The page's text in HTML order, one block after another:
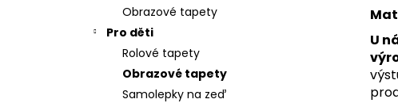
Obrazové tapety
Pro děti
Rolové tapety
Obrazové tapety
Samolepky na zeď
U